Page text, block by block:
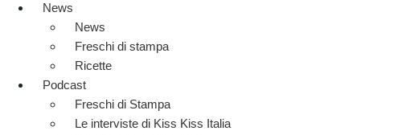
News
News
Freschi di stampa
Ricette
Podcast
Freschi di Stampa
Le interviste di Kiss Kiss Italia